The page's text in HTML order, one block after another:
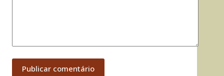
Publicar comentário